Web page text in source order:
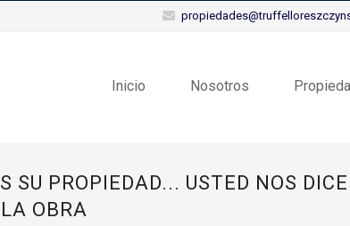
Inicio Nosotros
SU PROPIEDAD... USTED NOS
OBRA